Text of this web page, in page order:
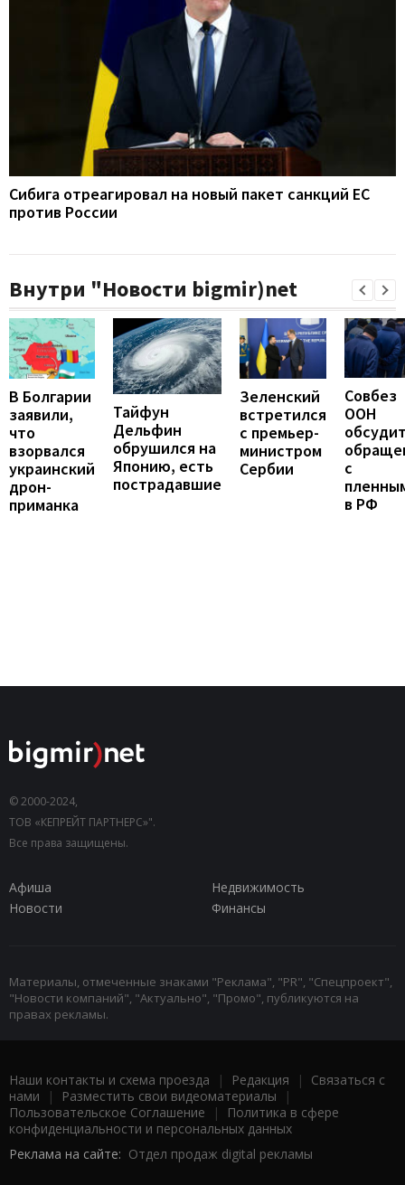
Сибига отреагировал на новый пакет санкций ЕС
против России
Внутри "Новости bigmir)net
В Болгарии
заявили,
что
взорвался
украинский
дрон-
приманка
Тайфун
Дельфин
обрушился на
Японию, есть
пострадавшие
Зеленский
встретился
с премьер-
министром
Сербии
Совбез
ООН
с
в РФ
© 2000-2024,
ТОВ «КЕПРЕЙТ ПАРТНЕРС»".
Все права защищены.
Афиша
Недвижимость
Новости
Финансы
Материалы, отмеченные знаками "Реклама", "PR", "Спецпроект",
"Новости компаний", "Актуально", "Промо", публикуются на
правах рекламы.
Наши контакты и схема проезда | Редакция | Связаться с
нами | Разместить свои видеоматериалы |
Пользовательское Соглашение |
Политика в сфере
конфиденциальности и персональных данных
Реклама на сайте: Отдел продаж digital рекламы